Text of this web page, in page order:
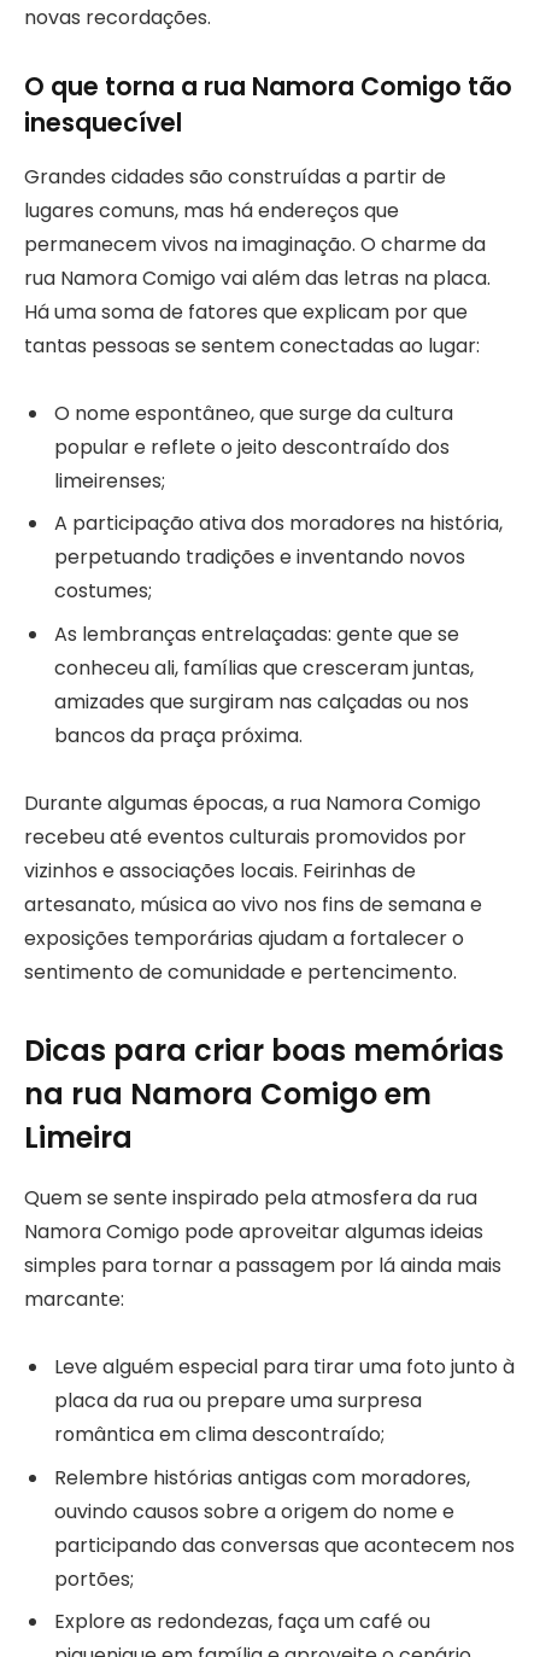
novas recordações.
O que torna a rua Namora Comigo tão
inesquecível
Grandes cidades são construídas a partir de
lugares comuns, mas há endereços que
permanecem vivos na imaginação. O charme da
rua Namora Comigo vai além das letras na placa.
Há uma soma de fatores que explicam por que
tantas pessoas se sentem conectadas ao lugar:
O nome espontâneo, que surge da cultura
popular e reflete o jeito descontraído dos
limeirenses;
A participação ativa dos moradores na história,
perpetuando tradições e inventando novos
costumes;
As lembranças entrelaçadas: gente que se
conheceu ali, famílias que cresceram juntas,
amizades que surgiram nas calçadas ou nos
bancos da praça próxima.
Durante algumas épocas, a rua Namora Comigo
recebeu até eventos culturais promovidos por
vizinhos e associações locais. Feirinhas de
artesanato, música ao vivo nos fins de semana e
exposições temporárias ajudam a fortalecer o
sentimento de comunidade e pertencimento.
Dicas para criar boas memórias
na rua Namora Comigo em
Limeira
Quem se sente inspirado pela atmosfera da rua
Namora Comigo pode aproveitar algumas ideias
simples para tornar a passagem por lá ainda mais
marcante:
Leve alguém especial para tirar uma foto junto à
placa da rua ou prepare uma surpresa
romântica em clima descontraído;
Relembre histórias antigas com moradores,
ouvindo causos sobre a origem do nome e
participando das conversas que acontecem nos
portões;
Explore as redondezas, faça um café ou